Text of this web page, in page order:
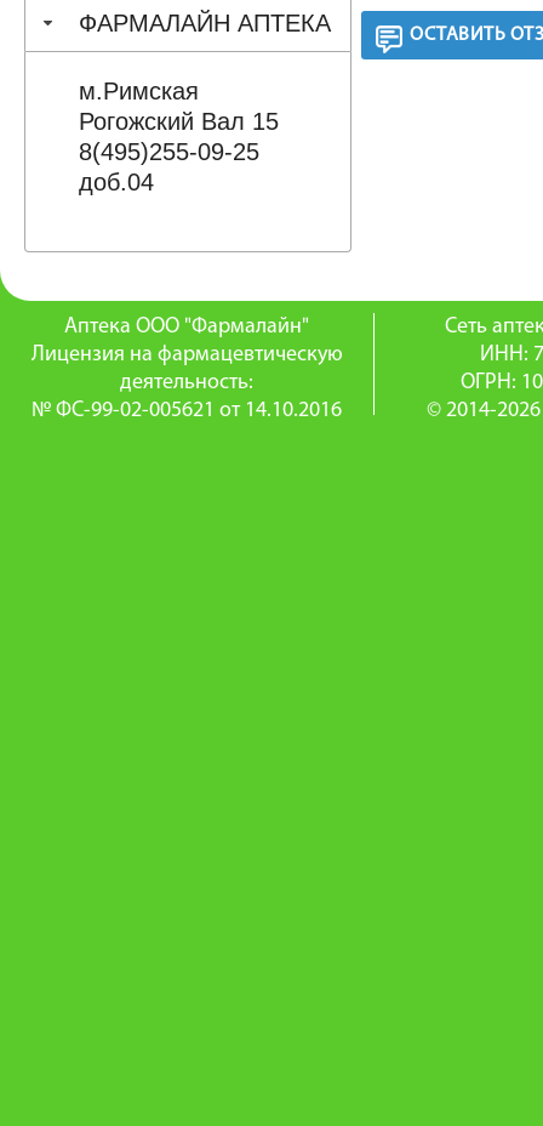
ФАРМАЛАЙН АПТЕКА
м.Римская
Рогожский Вал 15
8(495)255-09-25
доб.04
ОСТАВИТЬ
Аптека ООО "Фармалайн"
Лицензия на фармацевтическую
деятельность:
№ ФС-99-02-005621 от 14.10.2016
Сеть
ИНН:
ОГРН:
© 2014-